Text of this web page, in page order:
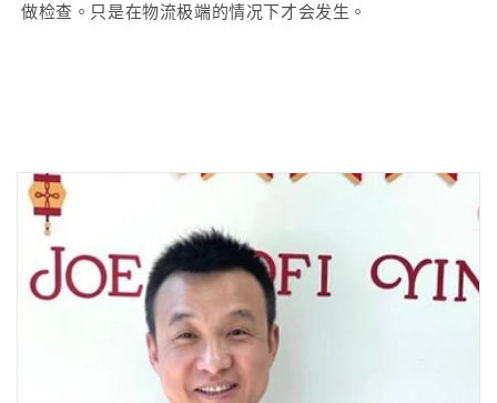
做检查。只是在物流极端的情况下才会发生。